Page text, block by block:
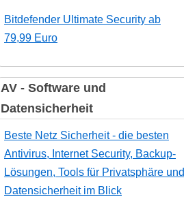
Bitdefender Ultimate Security ab
79,99 Euro
AV - Software und
Datensicherheit
Beste Netz Sicherheit - die besten
Antivirus, Internet Security, Backup-
Lösungen, Tools für Privatsphäre und
Datensicherheit im Blick